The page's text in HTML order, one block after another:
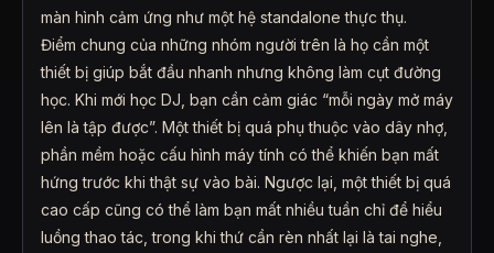
màn hình cảm ứng như một hệ standalone thực thụ.
Điểm chung của những nhóm người trên là họ cần một
thiết bị giúp bắt đầu nhanh nhưng không làm cụt đường
học. Khi mới học DJ, bạn cần cảm giác “mỗi ngày mở máy
lên là tập được”. Một thiết bị quá phụ thuộc vào dây nhợ,
phần mềm hoặc cấu hình máy tính có thể khiến bạn mất
hứng trước khi thật sự vào bài. Ngược lại, một thiết bị quá
cao cấp cũng có thể làm bạn mất nhiều tuần chỉ để hiểu
luồng thao tác, trong khi thứ cần rèn nhất lại là tai nghe,